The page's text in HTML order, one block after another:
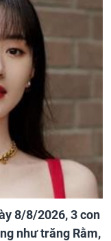
8/8/2026, 3 con
như trăng Rằm,